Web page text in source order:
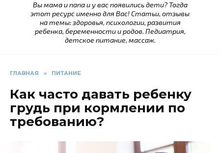
Вы мама и папа и у вас появились дети? Тогда
этот ресурс именно для Вас! Статьи, отзывы
на темы: здоровья, психологии, развития
ребенка, беременности и родов. Педиатрия,
детское питание, массаж.
ГЛАВНАЯ » ПИТАНИЕ
Как часто давать ребенку
грудь при кормлении по
требованию?